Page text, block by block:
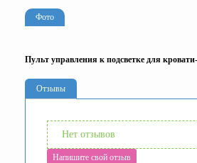
Фото
Пульт управления к подсветке для
Отзывы
Нет отзывов
Напишите свой отзыв